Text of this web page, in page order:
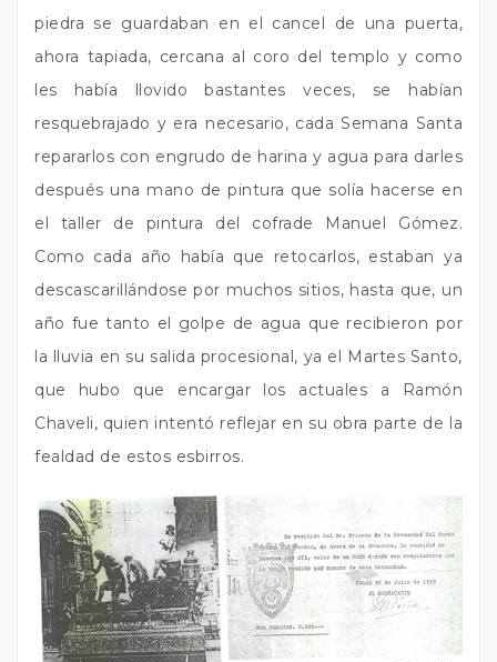
piedra se guardaban en el cancel de una puerta,
ahora tapiada, cercana al coro del templo y como
les había llovido bastantes veces, se habían
resquebrajado y era necesario, cada Semana Santa
repararlos con engrudo de harina y agua para darles
después una mano de pintura que solía hacerse en
el taller de pintura del cofrade Manuel Gómez.
Como cada año había que retocarlos, estaban ya
descascarillándose por muchos sitios, hasta que, un
año fue tanto el golpe de agua que recibieron por
la lluvia en su salida procesional, ya el Martes Santo,
que hubo que encargar los actuales a Ramón
Chaveli, quien intentó reflejar en su obra parte de la
fealdad de estos esbirros.